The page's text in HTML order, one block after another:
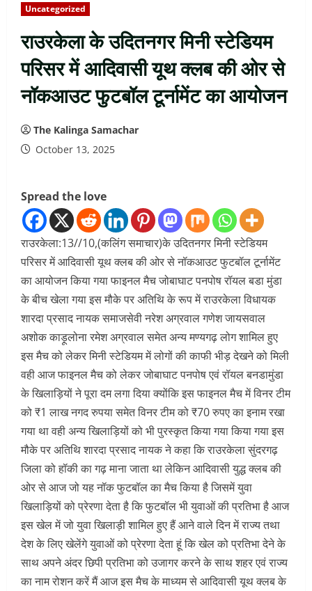
Uncategorized
राउरकेला के उदितनगर मिनी स्टेडियम
परिसर में आदिवासी यूथ क्लब की ओर से
नॉकआउट फुटबॉल टूर्नामेंट का आयोजन
The Kalinga Samachar
October 13, 2025
Spread the love
राउरकेला:13//10,(कलिंग समाचार)के उदितनगर मिनी स्टेडियम
परिसर में आदिवासी यूथ क्लब की ओर से नॉकआउट फुटबॉल टूर्नामेंट
का आयोजन किया गया फाइनल मैच जोबाघाट पनपोष रॉयल बडा मुंडा
के बीच खेला गया इस मौके पर अतिथि के रूप में राउरकेला विधायक
शारदा प्रसाद नायक समाजसेवी नरेश अग्रवाल गणेश जायसवाल
अशोक काड़ूलोना रमेश अग्रवाल समेत अन्य मण्यगढ़ लोग शामिल हुए
इस मैच को लेकर मिनी स्टेडियम में लोगों की काफी भीड़ देखने को मिली
वही आज फाइनल मैच को लेकर जोबाघाट पनपोष एवं रॉयल बनडामुंडा
के खिलाड़ियों ने पूरा दम लगा दिया क्योंकि इस फाइनल मैच में विनर टीम
को ₹1 लाख नगद रुपया समेत विनर टीम को ₹70 रुपए का इनाम रखा
गया था वही अन्य खिलाड़ियों को भी पुरस्कृत किया गया किया गया इस
मौके पर अतिथि शारदा प्रसाद नायक ने कहा कि राउरकेला सुंदरगढ़
जिला को हॉकी का गढ़ माना जाता था लेकिन आदिवासी युद्ध क्लब की
ओर से आज जो यह नॉक फुटबॉल का मैच किया है जिसमें युवा
खिलाड़ियों को प्रेरणा देता है कि फुटबॉल भी युवाओं की प्रतिभा है आज
इस खेल में जो युवा खिलाड़ी शामिल हुए हैं आने वाले दिन में राज्य तथा
देश के लिए खेलेंगे युवाओं को प्रेरणा देता हूं कि खेल को प्रतिभा देने के
साथ अपने अंदर छिपी प्रतिभा को उजागर करने के साथ शहर एवं राज्य
का नाम रोशन करें मैं आज इस मैच के माध्यम से आदिवासी यूथ क्लब के